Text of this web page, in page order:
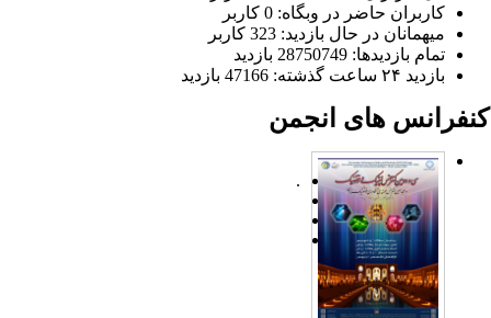
کاربران حاضر در وبگاه: 0 کاربر
میهمانان در حال بازدید: 323 کاربر
تمام بازدید‌ها: 28750749 بازدید
بازدید ۲۴ ساعت گذشته: 47166 بازدید
های انجمن
.